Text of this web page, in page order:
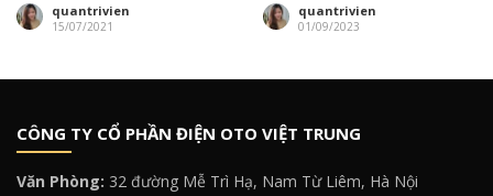
quantrivien
15/07/2021
quantrivien
01/09/2023
CÔNG TY CỔ PHẦN ĐIỆN OTO VIỆT TRUNG
Văn Phòng: 32 đường Mễ Trì Hạ, Nam Từ Liêm, Hà Nội